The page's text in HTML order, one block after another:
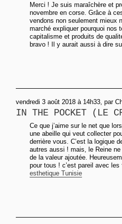
Merci ! Je suis maraîchère et
novembre en corse. Grâce à
vendons non seulement mieux
marché expliquer pourquoi nos
capitalisme et produits de
bravo ! Il y aurait aussi à dire
vendredi 3 août 2018 à 14h33, par
IN THE POCKET (LE
Ce que j’aime sur le net que
une abeille qui veut collecter
derrière vous. C’est la logique
autres aussi ! mais, le Reine
de la valeur ajoutée.
pour tous ! c’est pareil avec
esthetique Tunisie